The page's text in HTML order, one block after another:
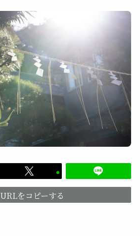
URLをコピーする